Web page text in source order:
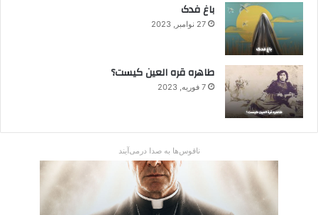
باغ فدک
27 نوامبر, 2023
طاهره قره العین کیست؟
7 فوریه, 2023
ناقوس‌ها به صدا در‌می‌آیند